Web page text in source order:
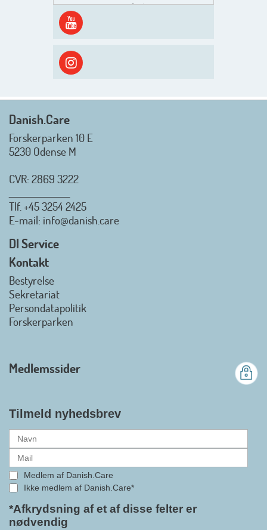
Men inden det går løs med en
spændende og aktivt
efterårsæson, så går turen først
ud i solen, ned til vandet og ind i
skyggen igen. Danish.Care holder
sommerlukket i uge 29 + 30.
Mvh. Anders, Helle og Malthe
Danish.Care - Branchen for
hjælpemidler og
Danish.Care fra den 01. juli 2026
officielt kan kalde sig for
gennemslagskraft og skabe
hjælpemidler samt give
medlemmerne adgang til en
alle formaliteterne nu er på plads
i samarbejdet mellem
bestyrelsesleder i Danish.Care,
Claus Ipsen. Han betragter
Danish.Care
Forskerparken 10 E
5230 Odense M
CVR: 2869 3222
Tlf.+45 3254 2425
E-mail: info@danish.care
DI Service
Kontakt
Bestyrelse
Sekretariat
Persondatapolitik
Forskerparken
Medlemssider
Tilmeld nyhedsbrev
Medlem af Danish.Care
Ikke medlem af Danish.Care*
*Afkrydsning af et af disse felter er
nødvendig